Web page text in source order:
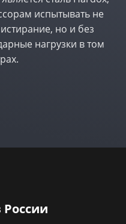
испытывать не
но и без
нагрузки в том
России